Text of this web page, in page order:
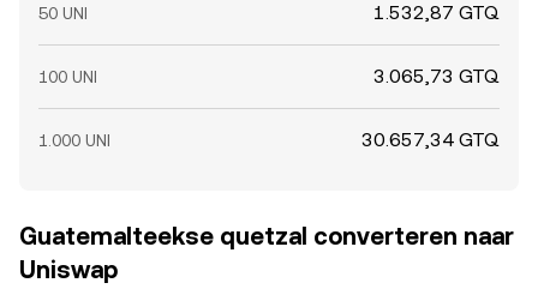
50 UNI 1.532,87 GTQ
100 UNI 3.065,73 GTQ
1.000 UNI 30.657,34 GTQ
Guatemalteekse quetzal converteren naar
Uniswap